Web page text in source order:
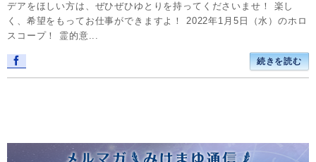
デアをほしい方は、ぜひぜひゆとりを持ってくださいませ！ 楽し
く、希望をもってお仕事ができますよ！ 2022年1月5日（水）のホロ
スコープ！ 霊的意...
続きを読む